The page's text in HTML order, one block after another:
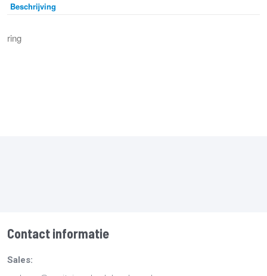
Beschrijving
ring
Contact informatie
Sales: